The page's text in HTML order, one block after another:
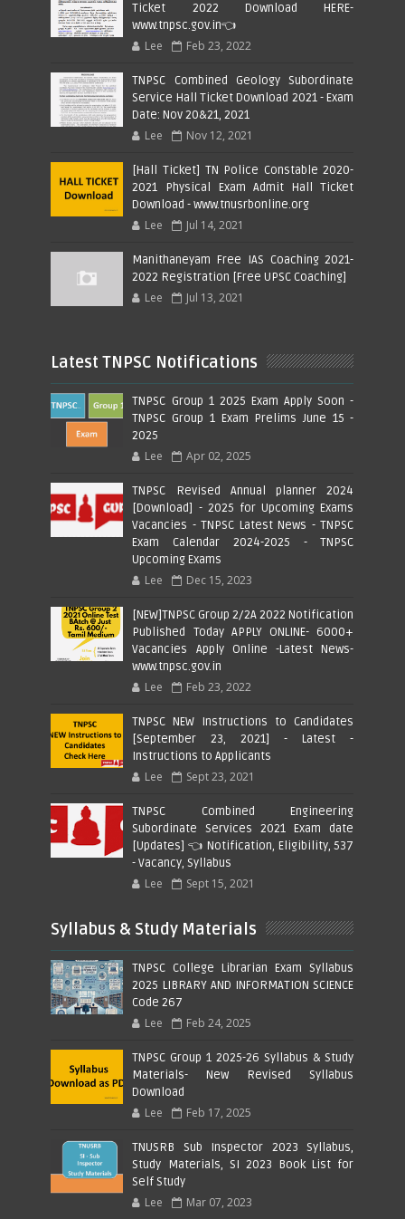
Ticket 2022 Download HERE-
www.tnpsc.gov.in👈
Lee Feb 23, 2022
TNPSC Combined Geology Subordinate
Service Hall Ticket Download 2021 - Exam
Date: Nov 20&21, 2021
Lee Nov 12, 2021
[Hall Ticket] TN Police Constable 2020-
2021 Physical Exam Admit Hall Ticket
Download - www.tnusrbonline.org
Lee Jul 14, 2021
Manithaneyam Free IAS Coaching 2021-
2022 Registration [Free UPSC Coaching]
Lee Jul 13, 2021
Latest TNPSC Notifications
TNPSC Group 1 2025 Exam Apply Soon -
TNPSC Group 1 Exam Prelims June 15 -
2025
Lee Apr 02, 2025
TNPSC Revised Annual planner 2024
[Download] - 2025 for Upcoming Exams
Vacancies - TNPSC Latest News - TNPSC
Exam Calendar 2024-2025 - TNPSC
Upcoming Exams
Lee Dec 15, 2023
[NEW]TNPSC Group 2/2A 2022 Notification
Published Today APPLY ONLINE- 6000+
Vacancies Apply Online -Latest News-
www.tnpsc.gov.in
Lee Feb 23, 2022
TNPSC NEW Instructions to Candidates
[September 23, 2021] - Latest -
Instructions to Applicants
Lee Sept 23, 2021
TNPSC Combined Engineering
Subordinate Services 2021 Exam date
[Updates] 👈 Notification, Eligibility, 537
- Vacancy, Syllabus
Lee Sept 15, 2021
Syllabus & Study Materials
TNPSC College Librarian Exam Syllabus
2025 LIBRARY AND INFORMATION SCIENCE
Code 267
Lee Feb 24, 2025
TNPSC Group 1 2025-26 Syllabus & Study
Materials- New Revised Syllabus
Download
Lee Feb 17, 2025
TNUSRB Sub Inspector 2023 Syllabus,
Study Materials, SI 2023 Book List for
Self Study
Lee Mar 07, 2023